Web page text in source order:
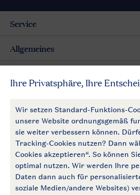
Follow Us
facebook
Service
Allgemeines